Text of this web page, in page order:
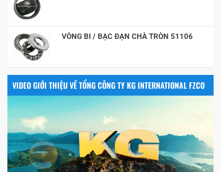
VÒNG BI / BẠC ĐẠN CHÀ TRÒN 51106
VIDEO GIỚI THIỆU VỀ TỔNG CÔNG TY KG INTERNATIONAL FZCO